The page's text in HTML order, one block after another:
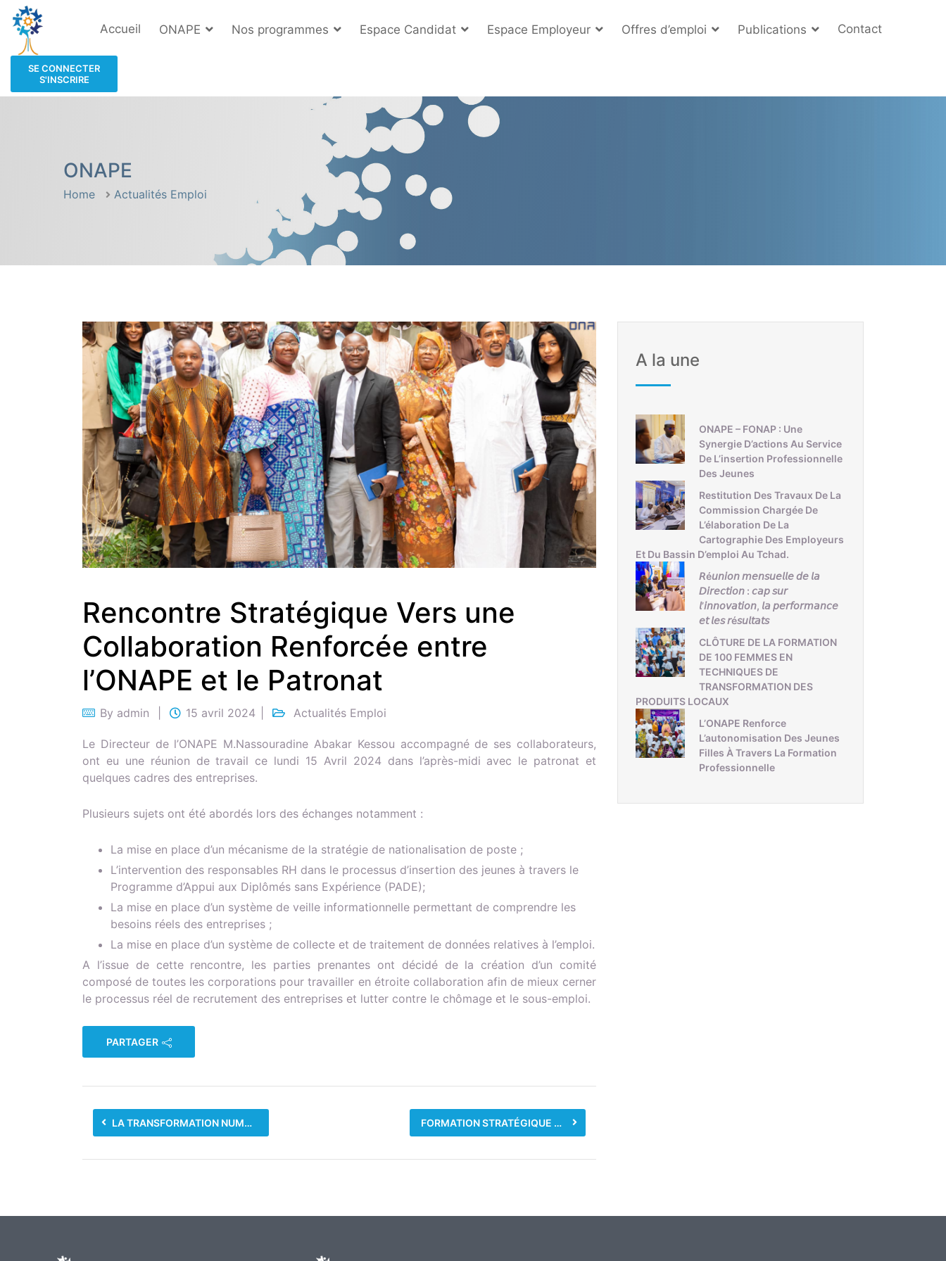
Accueil ONAPE Nos programmes Espace Candidat Espace Employeur Offres d’emploi Publications Contact
SE CONNECTER
S'INSCRIRE
ONAPE
Home Actualités Emploi
Rencontre Stratégique Vers une
Collaboration Renforcée entre
l’ONAPE et le Patronat
By admin 15 avril 2024 Actualités Emploi
Le Directeur de l’ONAPE M.Nassouradine Abakar Kessou accompagné de ses collaborateurs,
ont eu une réunion de travail ce lundi 15 Avril 2024 dans l’après-midi avec le patronat et
quelques cadres des entreprises.
Plusieurs sujets ont été abordés lors des échanges notamment :
La mise en place d’un mécanisme de la stratégie de nationalisation de poste ;
L’intervention des responsables RH dans le processus d’insertion des jeunes à travers le
Programme d’Appui aux Diplômés sans Expérience (PADE);
La mise en place d’un système de veille informationnelle permettant de comprendre les
besoins réels des entreprises ;
La mise en place d’un système de collecte et de traitement de données relatives à l’emploi.
A l’issue de cette rencontre, les parties prenantes ont décidé de la création d’un comité
composé de toutes les corporations pour travailler en étroite collaboration afin de mieux cerner
le processus réel de recrutement des entreprises et lutter contre le chômage et le sous-emploi.
PARTAGER
LA TRANSFORMATION NUMÉRIQUE À L’ONAPE FORMATION DES AGENTS POUR UN SERVICE OPTIMAL FORMATION STRATÉGIQUE ET RENFORCEMENT DES COMPÉTENCES POUR L’EMPLOI AVEC L’ONAPE
A la une
ONAPE – FONAP : Une
Synergie D’actions Au Service
De L’insertion Professionnelle
Des Jeunes
Restitution Des Travaux De La
Commission Chargée De
L’élaboration De La
Cartographie Des Employeurs
Et Du Bassin D’emploi Au Tchad.
𝘙é𝘶𝘯𝘪𝘰𝘯 𝘮𝘦𝘯𝘴𝘶𝘦𝘭𝘭𝘦 𝘥𝘦 𝘭𝘢
𝘋𝘪𝘳𝘦𝘤𝘵𝘪𝘰𝘯 : 𝘤𝘢𝘱 𝘴𝘶𝘳
𝘭’𝘪𝘯𝘯𝘰𝘷𝘢𝘵𝘪𝘰𝘯, 𝘭𝘢 𝘱𝘦𝘳𝘧𝘰𝘳𝘮𝘢𝘯𝘤𝘦
𝘦𝘵 𝘭𝘦𝘴 𝘳é𝘴𝘶𝘭𝘵𝘢𝘵𝘴
CLÔTURE DE LA FORMATION
DE 100 FEMMES EN
TECHNIQUES DE
TRANSFORMATION DES
PRODUITS LOCAUX
L’ONAPE Renforce
L’autonomisation Des Jeunes
Filles À Travers La Formation
Professionnelle